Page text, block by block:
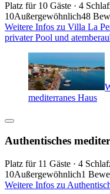
Platz für 10 Gäste · 4
10Außergewöhnlich48
Weitere Infos zu Villa La
privater Pool und
mediterranes Haus
Authentisches
Platz für 11 Gäste · 4
10Außergewöhnlich1
Weitere Infos zu